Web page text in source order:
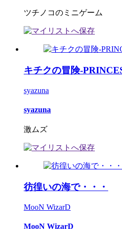
ツチノコのミニゲーム
キチクの冒険-
syazuna
syazuna
激ムズ
彷徨いの海で・・・
MooN WizarD
MooN WizarD